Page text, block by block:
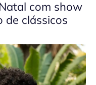
com show
de clássicos